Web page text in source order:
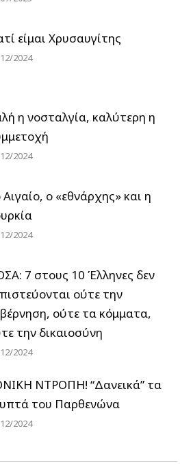
είμαι Χρυσαυγίτης
2024
η νοσταλγία, καλύτερη η
2024
Αιγαίο, ο «εθνάρχης» και η
2024
7 στους 10 Έλληνες δεν
ούτε την
ούτε τα κόμματα,
την δικαιοσύνη
2024
ΝΤΡΟΠΗ! “Δανεικά” τα
του Παρθενώνα
2024